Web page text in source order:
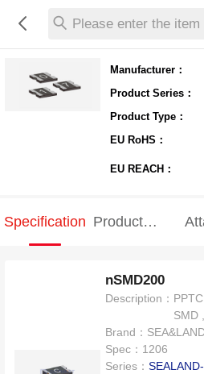
Please enter the item
Manufacturer：
Product Series：
Product Type：
EU RoHS：
EU REACH：
Specification Product
nSMD200
Description：
SMD
Brand：
Spec： 1206
Series：